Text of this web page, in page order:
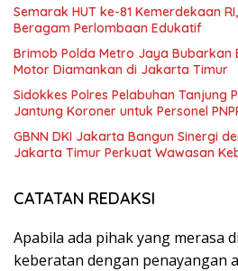
Semarak HUT ke-81 Kemerdekaan RI,
Beragam Perlombaan Edukatif
Brimob Polda Metro Jaya Bubarkan
Motor Diamankan di Jakarta Timur
Sidokkes Polres Pelabuhan Tanjung
Jantung Koroner untuk Personel
GBNN DKI Jakarta Bangun Sinergi
Jakarta Timur Perkuat Wawasan
CATATAN REDAKSI
Apabila ada pihak yang merasa
keberatan dengan penayangan